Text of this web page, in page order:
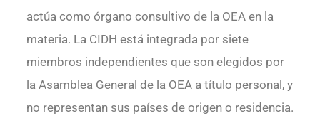
actúa como órgano consultivo de la OEA en la
materia. La CIDH está integrada por siete
miembros independientes que son elegidos por
la Asamblea General de la OEA a título personal, y
no representan sus países de origen o residencia.